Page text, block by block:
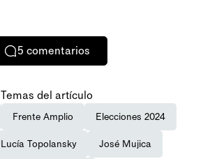
5 comentarios
Temas del artículo
Frente Amplio Elecciones 2024
Lucía Topolansky José Mujica